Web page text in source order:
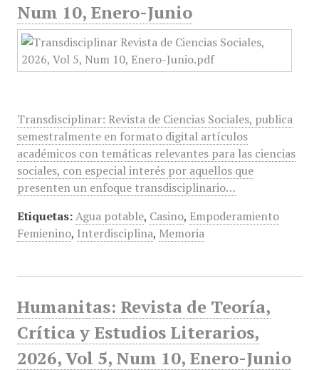
Num 10, Enero-Junio
Transdisciplinar: Revista de Ciencias Sociales, publica
semestralmente en formato digital artículos
académicos con temáticas relevantes para las ciencias
sociales, con especial interés por aquellos que
presenten un enfoque transdisciplinario…
Etiquetas: Agua potable, Casino, Empoderamiento
Femienino, Interdisciplina, Memoria
Humanitas: Revista de Teoría,
Crítica y Estudios Literarios,
2026, Vol 5, Num 10, Enero-Junio